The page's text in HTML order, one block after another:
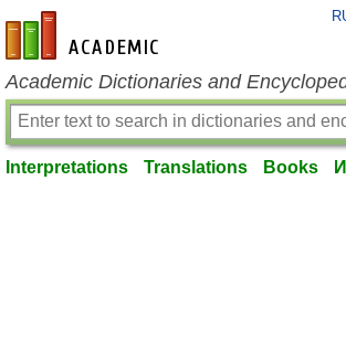
en-academic.com
Academic Dictionaries and
Interpretations Translations Books